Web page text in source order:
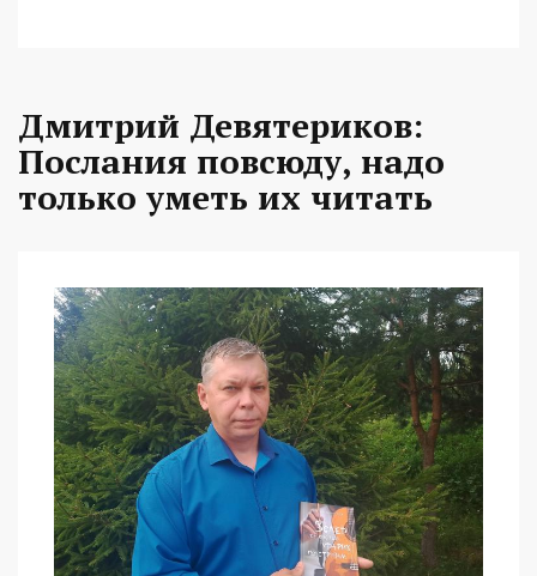
Дмитрий Девятериков:
Послания повсюду, надо
только уметь их читать